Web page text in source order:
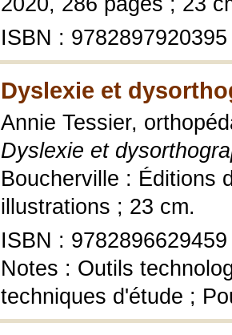
ISBN : 9782897920395
Dyslexie et
Annie Tessier,
Dyslexie et
Boucherville : Éditions
illustrations ; 23 cm.
ISBN : 9782896629459
Notes : Outils
techniques d'étude ;